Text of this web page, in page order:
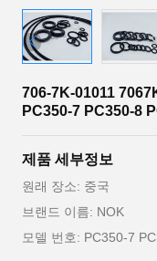
706-7K-01011
PC350-7 PC350-8
제품 세부정보
원래 장소: 중국
브랜드 이름: NOK
모델 번호: PC350-7